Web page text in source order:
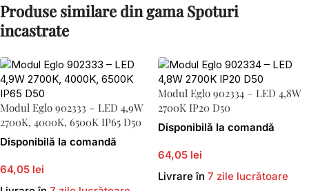
Produse similare din gama Spoturi
incastrate
Modul Eglo 902333 – LED 4,9W
2700K, 4000K, 6500K IP65 D50
Disponibilă la comandă
64,05 lei
Modul Eglo 902334 – LED 4,8W
2700K IP20 D50
Disponibilă la comandă
64,05 lei
Livrare în 7 zile lucrătoare